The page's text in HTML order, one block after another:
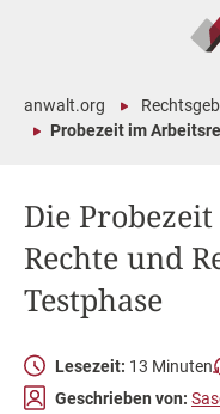
Die
Rechte und
Testphase
anwalt.org
Probezeit im
Lesezeit: 13 Minuten
Geschrieben von: